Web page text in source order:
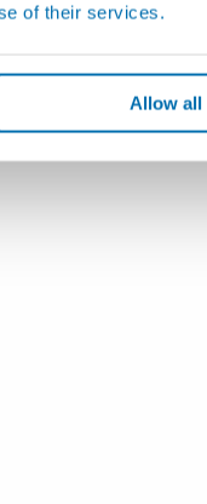
of their services.
Allow all
- Flexibles
System zur
aus Glas